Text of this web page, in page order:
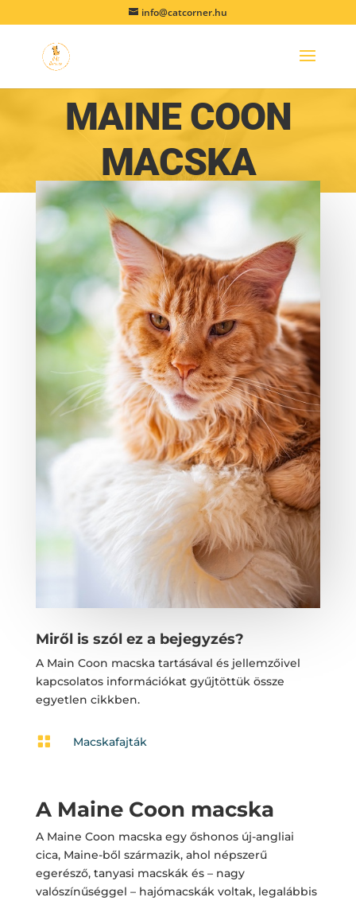
info@catcorner.hu
MAINE COON
MACSKA
Miről is szól ez a bejegyzés?
A Main Coon macska tartásával és jellemzőivel
kapcsolatos információkat gyűjtöttük össze
egyetlen cikkben.
 Macskafajták
A Maine Coon macska
A Maine Coon macska egy őshonos új-angliai
cica, Maine-ből származik, ahol népszerű
egerésző, tanyasi macskák és – nagy
valószínűséggel – hajómacskák voltak, legalábbis